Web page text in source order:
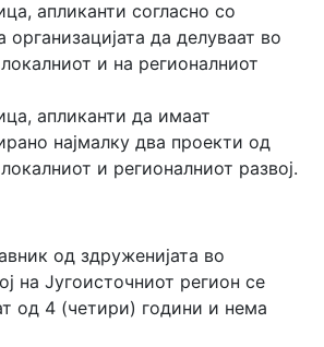
апликанти согласно со
организацијата да делуваат во
и на регионалниот
апликанти да имаат
најмалку два проекти од
и регионалниот развој.
од здруженијата во
на Југоисточниот регион се
од 4 (четири) години и нема